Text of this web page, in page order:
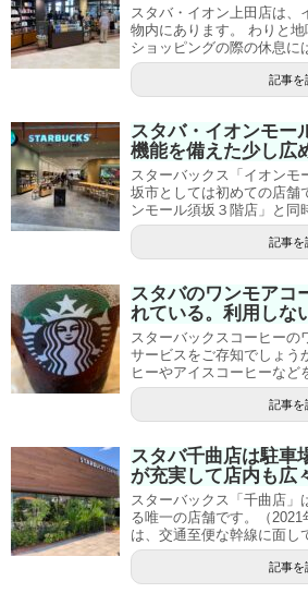
スタバ・イオン上田店は、
物内にあります。 わりと地
ショッピングの際の休息に
記事を
スタバ・イオンモー
機能を備えた少し広
スターバックス「イオンモ
坂市としては初めての店舗
ンモール須坂３階店」と同
記事を
スタバのワンモアコ
れている。利用しな
スターバックスコーヒーの
サービスをご存知でしょう
ヒーやアイスコーヒーなど
記事を
スタバ千曲店は駐車
が充実して店内も広
スターバックス「千曲店」
る唯一の店舗です。（
は、交通至便な幹線に面し
記事を